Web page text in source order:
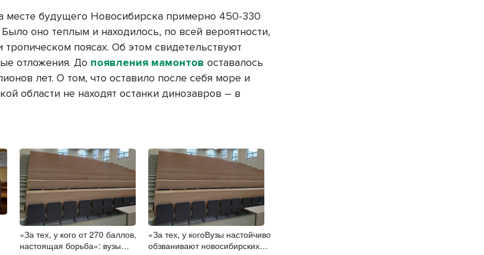
месте будущего Новосибирска примерно 450-330
оно теплым и находилось, по всей вероятности,
тропическом поясах. Об этом свидетельствуют
отложения. До появления мамонтов оставалось
лет. О том, что оставило после себя море и
области не находят останки динозавров – в
«За тех, у кого от 270 баллов,
настоящая борьба»: вузы
«За тех, у когоВузы настойчиво
обзванивают новосибирских